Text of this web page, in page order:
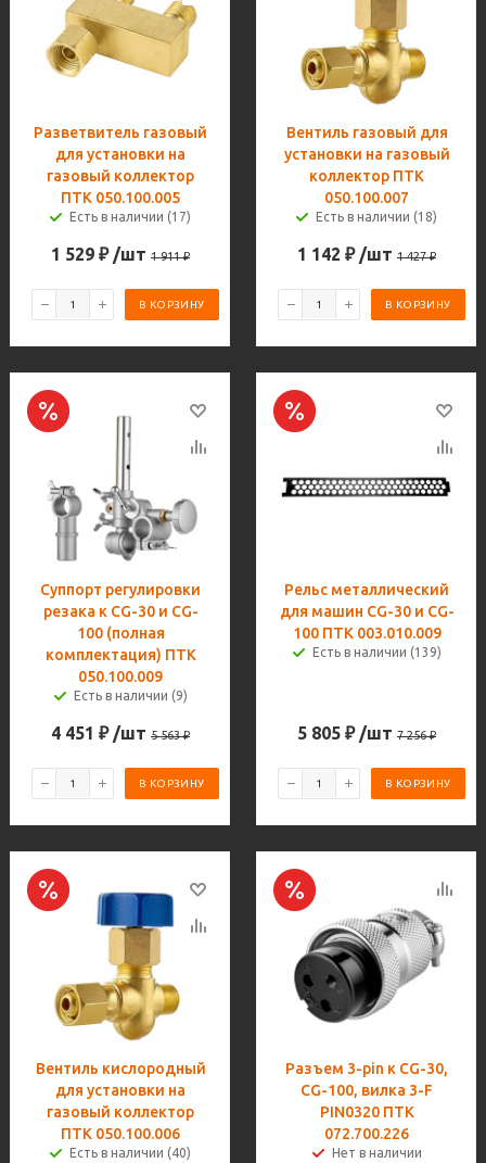
Разветвитель газовый
для установки на
газовый коллектор
ПТК 050.100.005
Есть в наличии (17)
1 529 ₽ /шт 1 911₽
В КОРЗИНУ
Вентиль газовый для
установки на газовый
коллектор ПТК
050.100.007
Есть в наличии (18)
1 142 ₽ /шт 1 427₽
В КОРЗИНУ
Суппорт регулировки
резака к CG-30 и CG-
100 (полная
комплектация) ПТК
050.100.009
Есть в наличии (9)
4 451 ₽ /шт 5 563₽
В КОРЗИНУ
Рельс металлический
для машин CG-30 и CG-
100 ПТК 003.010.009
Есть в наличии (139)
5 805 ₽ /шт 7 256₽
В КОРЗИНУ
Вентиль кислородный
для установки на
газовый коллектор
ПТК 050.100.006
Есть в наличии (40)
Разъем 3-pin к CG-30,
CG-100, вилка 3-F
PIN0320 ПТК
072.700.226
Нет в наличии